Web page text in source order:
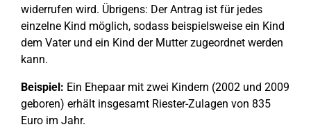
widerrufen wird. Übrigens: Der Antrag ist für jedes
einzelne Kind möglich, sodass beispielsweise ein Kind
dem Vater und ein Kind der Mutter zugeordnet werden
kann.
Beispiel: Ein Ehepaar mit zwei Kindern (2002 und 2009
geboren) erhält insgesamt Riester-Zulagen von 835
Euro im Jahr.